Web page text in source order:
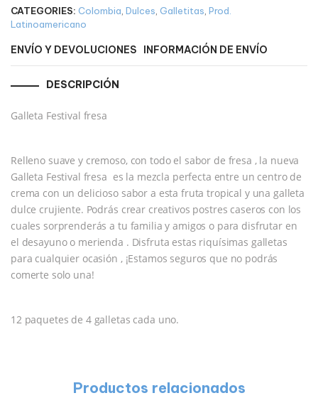
CATEGORIES: Colombia, Dulces, Galletitas, Prod.
Latinoamericano
ENVÍO Y DEVOLUCIONES INFORMACIÓN DE ENVÍO
DESCRIPCIÓN
Galleta Festival fresa
Relleno suave y cremoso, con todo el sabor de fresa , la nueva
Galleta Festival fresa es la mezcla perfecta entre un centro de
crema con un delicioso sabor a esta fruta tropical y una galleta
dulce crujiente. Podrás crear creativos postres caseros con los
cuales sorprenderás a tu familia y amigos o para disfrutar en
el desayuno o merienda . Disfruta estas riquísimas galletas
para cualquier ocasión , ¡Estamos seguros que no podrás
comerte solo una!
12 paquetes de 4 galletas cada uno.
Productos relacionados